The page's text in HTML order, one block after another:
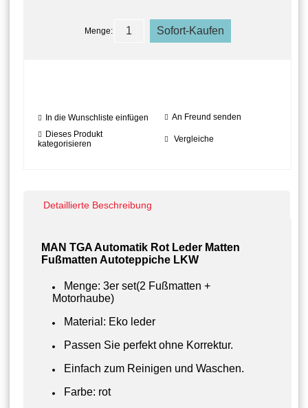
Menge:
In die Wunschliste einfügen
An Freund senden
Dieses Produkt
kategorisieren
Vergleiche
Detaillierte Beschreibung
MAN TGA Automatik Rot Leder Matten
Fußmatten Autoteppiche LKW
Menge: 3er set(2 Fußmatten +
Motorhaube)
Material: Eko leder
Passen Sie perfekt ohne Korrektur.
Einfach zum Reinigen und Waschen.
Farbe: rot